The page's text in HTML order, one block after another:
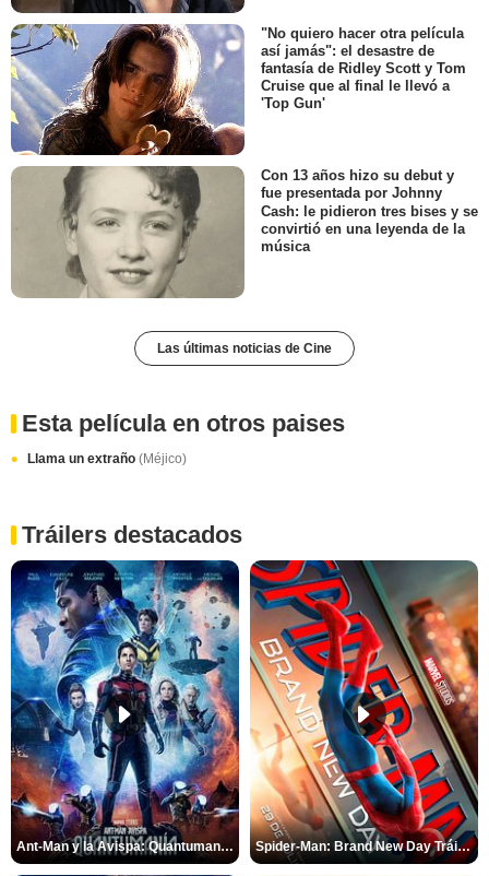
"No quiero hacer otra película
así jamás": el desastre de
fantasía de Ridley Scott y Tom
Cruise que al final le llevó a
'Top Gun'
Con 13 años hizo su debut y
fue presentada por Johnny
Cash: le pidieron tres bises y se
convirtió en una leyenda de la
música
Las últimas noticias de Cine
Esta película en otros paises
Llama un extraño (Méjico)
Tráilers destacados
Ant-Man y la Avispa: Quantumanía Tráiler (2) Spider-Man: Brand New Day Tráiler (3)